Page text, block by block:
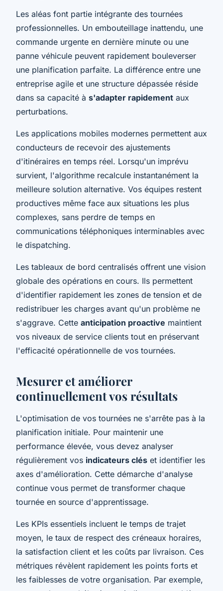
Les aléas font partie intégrante des tournées
professionnelles. Un embouteillage inattendu, une
commande urgente en dernière minute ou une
panne véhicule peuvent rapidement bouleverser
une planification parfaite. La différence entre une
entreprise agile et une structure dépassée réside
dans sa capacité à s'adapter rapidement aux
perturbations.
Les applications mobiles modernes permettent aux
conducteurs de recevoir des ajustements
d'itinéraires en temps réel. Lorsqu'un imprévu
survient, l'algorithme recalcule instantanément la
meilleure solution alternative. Vos équipes restent
productives même face aux situations les plus
complexes, sans perdre de temps en
communications téléphoniques interminables avec
le dispatching.
Les tableaux de bord centralisés offrent une vision
globale des opérations en cours. Ils permettent
d'identifier rapidement les zones de tension et de
redistribuer les charges avant qu'un problème ne
s'aggrave. Cette anticipation proactive maintient
vos niveaux de service clients tout en préservant
l'efficacité opérationnelle de vos tournées.
Mesurer et améliorer
continuellement vos résultats
L'optimisation de vos tournées ne s'arrête pas à la
planification initiale. Pour maintenir une
performance élevée, vous devez analyser
régulièrement vos indicateurs clés et identifier les
axes d'amélioration. Cette démarche d'analyse
continue vous permet de transformer chaque
tournée en source d'apprentissage.
Les KPIs essentiels incluent le temps de trajet
moyen, le taux de respect des créneaux horaires,
la satisfaction client et les coûts par livraison. Ces
métriques révèlent rapidement les points forts et
les faiblesses de votre organisation. Par exemple,